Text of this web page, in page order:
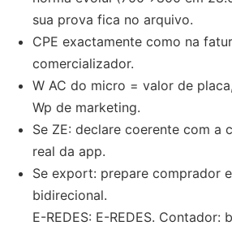
sua prova fica no arquivo.
CPE exactamente como na
comercializador.
W AC do micro = valor de
Wp de marketing.
Se ZE: declare coerente com a
real da app.
Se export: prepare comprador
bidirecional.
E-REDES: E-REDES. Contador: